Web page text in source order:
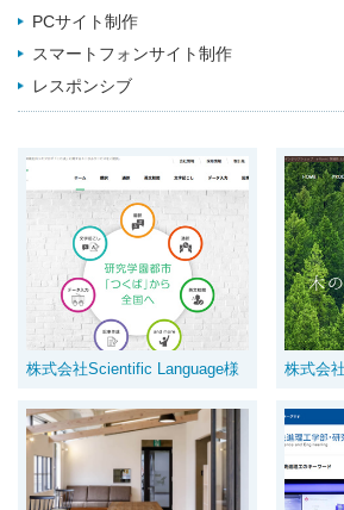
PCサイト制作
スマートフォンサイト制作
レスポンシブ
株式会社Scientific Language様 株式会